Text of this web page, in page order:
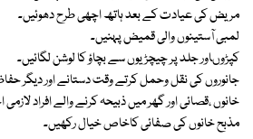
مریض کی عیادت کے بعد ہاتھ اچھی طرح دھوئیں۔
لمبی آستینوں والی قمیض پہنیں۔
کپڑوںاور جلد پر چیچڑیوں سے بچاؤ کا لوشن لگائیں۔
جانوروں کی نقل وحمل کرتے وقت دستانے اور دیگر
خانوں ،قصائی اور گھر میں ذبیحہ کرنے والے افراد لازمی
مذبح خانوں کی صفائی کاخاص خیال رکھیں۔